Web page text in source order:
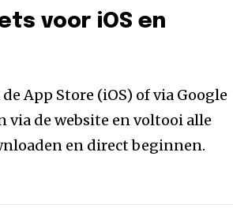
voor iOS en
App Store (iOS) of via Google
via de website en voltooi alle
en direct beginnen.